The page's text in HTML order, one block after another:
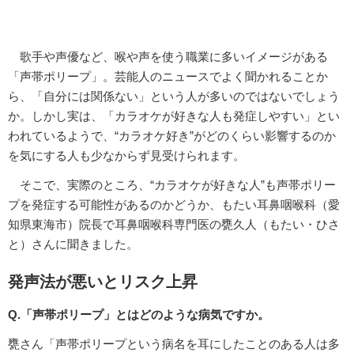
歌手や声優など、喉や声を使う職業に多いイメージがある
「声帯ポリープ」。芸能人のニュースでよく聞かれることか
ら、「自分には関係ない」という人が多いのではないでしょう
か。しかし実は、「カラオケが好きな人も発症しやすい」とい
われているようで、“カラオケ好き”がどのくらい影響するのか
を気にする人も少なからず見受けられます。
そこで、実際のところ、“カラオケが好きな人”も声帯ポリー
プを発症する可能性があるのかどうか、もたい耳鼻咽喉科（愛
知県東海市）院長で耳鼻咽喉科専門医の甕久人（もたい・ひさ
と）さんに聞きました。
発声法が悪いとリスク上昇
Q.「声帯ポリープ」とはどのような病気ですか。
甕さん「声帯ポリープという病名を耳にしたことのある人は多